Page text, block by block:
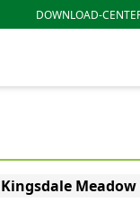
DOWNLOAD-
Kingsdale